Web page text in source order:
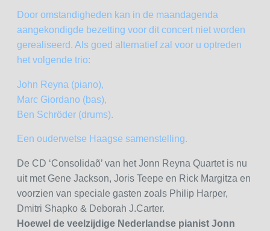
Door omstandigheden kan in de maandagenda
aangekondigde bezetting voor dit concert niet worden
gerealiseerd. Als goed alternatief zal voor u optreden
het volgende trio:
John Reyna (piano),
Marc Giordano (bas),
Ben Schröder (drums).
Een ouderwetse Haagse samenstelling.
De CD ‘Consolidaõ’ van het Jonn Reyna Quartet is nu
uit met Gene Jackson, Joris Teepe en Rick Margitza en
voorzien van speciale gasten zoals Philip Harper,
Dmitri Shapko & Deborah J.Carter.
Hoewel de veelzijdige Nederlandse pianist Jonn